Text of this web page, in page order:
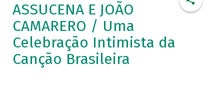
ASSUCENA E JOÃO
CAMARERO / Uma
Celebração Intimista da
Canção Brasileira